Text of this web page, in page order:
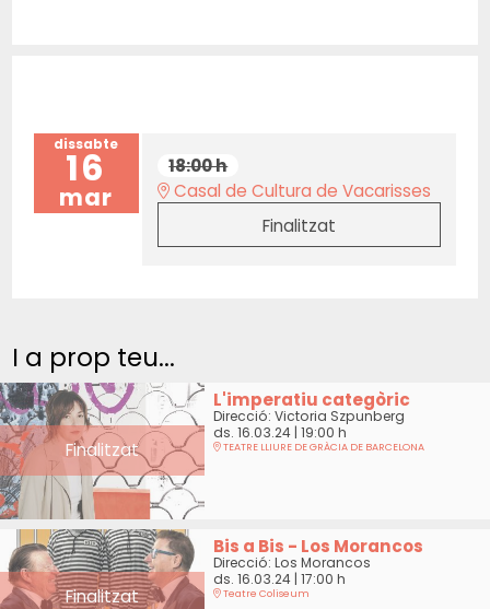
dissabte
16
mar
18:00 h
Casal de Cultura de Vacarisses
Finalitzat
I a prop teu...
Finalitzat
L'imperatiu categòric
Direcció: Victoria Szpunberg
ds. 16.03.24| 19:00 h
TEATRE LLIURE DE GRÀCIA DE BARCELONA
Finalitzat
Bis a Bis - Los Morancos
Direcció: Los Morancos
ds. 16.03.24| 17:00 h
Teatre Coliseum